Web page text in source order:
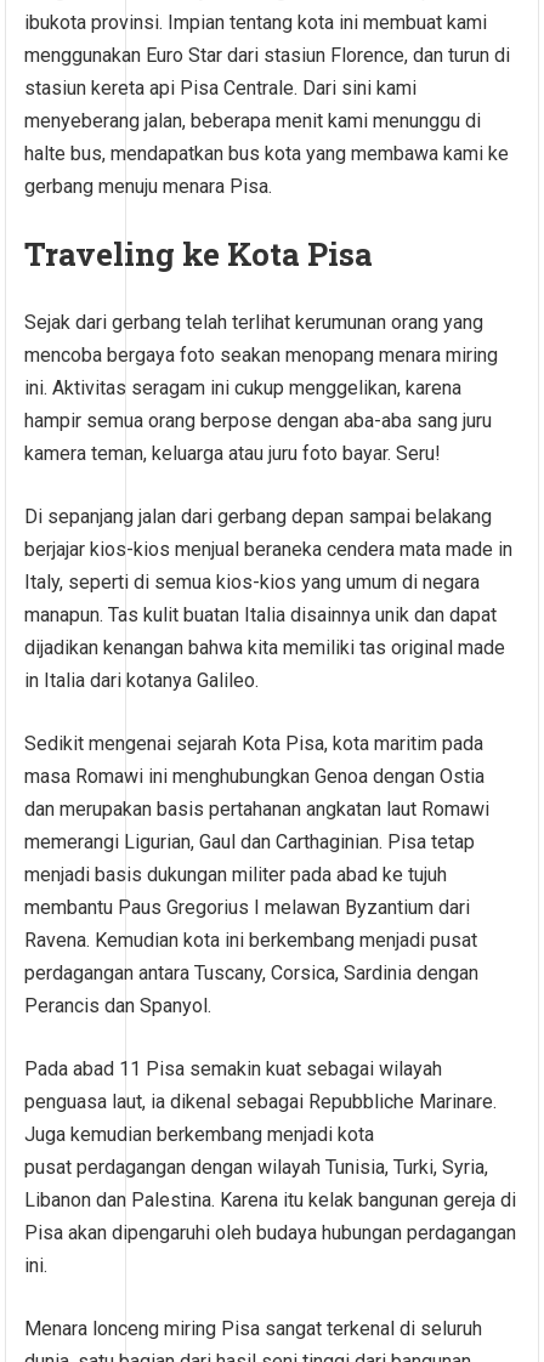
ibukota provinsi. Impian tentang kota ini membuat kami
menggunakan Euro Star dari stasiun Florence, dan turun di
stasiun kereta api Pisa Centrale. Dari sini kami
menyeberang jalan, beberapa menit kami menunggu di
halte bus, mendapatkan bus kota yang membawa kami ke
gerbang menuju menara Pisa.
Traveling ke Kota Pisa
Sejak dari gerbang telah terlihat kerumunan orang yang
mencoba bergaya foto seakan menopang menara miring
ini. Aktivitas seragam ini cukup menggelikan, karena
hampir semua orang berpose dengan aba-aba sang juru
kamera teman, keluarga atau juru foto bayar. Seru!
Di sepanjang jalan dari gerbang depan sampai belakang
berjajar kios-kios menjual beraneka cendera mata made in
Italy, seperti di semua kios-kios yang umum di negara
manapun. Tas kulit buatan Italia disainnya unik dan dapat
dijadikan kenangan bahwa kita memiliki tas original made
in Italia dari kotanya Galileo.
Sedikit mengenai sejarah Kota Pisa, kota maritim pada
masa Romawi ini menghubungkan Genoa dengan Ostia
dan merupakan basis pertahanan angkatan laut Romawi
memerangi Ligurian, Gaul dan Carthaginian. Pisa tetap
menjadi basis dukungan militer pada abad ke tujuh
membantu Paus Gregorius I melawan Byzantium dari
Ravena. Kemudian kota ini berkembang menjadi pusat
perdagangan antara Tuscany, Corsica, Sardinia dengan
Perancis dan Spanyol.
Pada abad 11 Pisa semakin kuat sebagai wilayah
penguasa laut, ia dikenal sebagai Repubbliche Marinare.
Juga kemudian berkembang menjadi kota
pusat perdagangan dengan wilayah Tunisia, Turki, Syria,
Libanon dan Palestina. Karena itu kelak bangunan gereja di
Pisa akan dipengaruhi oleh budaya hubungan perdagangan
ini.
Menara lonceng miring Pisa sangat terkenal di seluruh